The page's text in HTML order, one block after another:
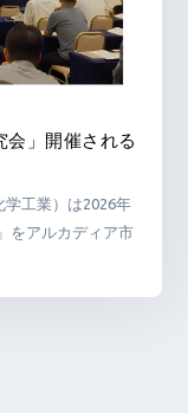
」開催される
学工業）は2026年
をアルカディア市